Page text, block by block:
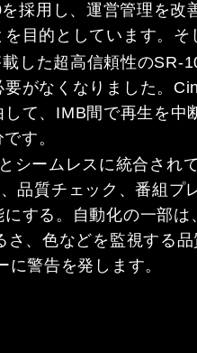
用し、運営管理を改
目的としています。そ
した超高信頼性のSR-
がなくなりました。
て、IMB間で再生を中
す。
ームレスに統合され
質チェック、番組プ
する。自動化の一部
、色などを監視する
警告を発します。